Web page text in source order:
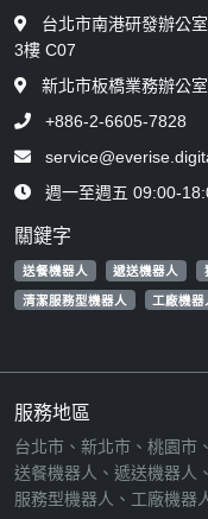
台北市南港研發辦公
3樓 C07
新北市板橋業務辦公
+886-2-6605-7828
週一至週五 09:00-
關鍵字
送餐機器人 遞送機器人
清潔服務型機器人 工廠機器
服務地區
台北市、新北市、桃園市
送餐機器人、遞送機器人
服務型機器人、工廠機器